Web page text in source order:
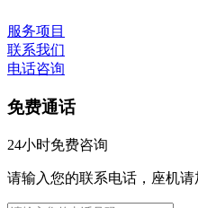
服务项目
联系我们
电话咨询
免费通话
24小时免费咨询
请输入您的联系电话，座机请